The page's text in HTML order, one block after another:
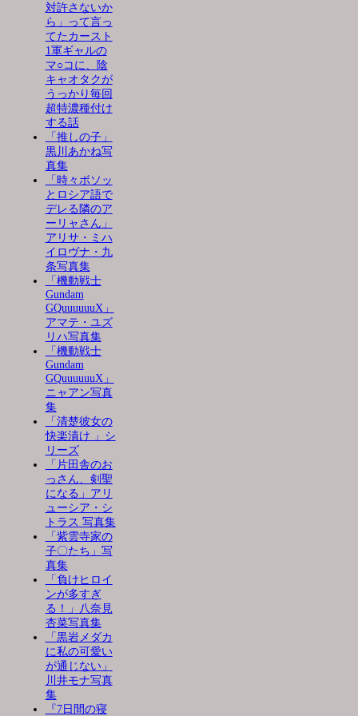
対許さないか
ら」って言っ
てたカースト
1軍ギャルの
マ○コに、陰
キャオタクが
うっかり毎回
超特濃種付け
する話
「推しの子」
黒川あかね写
真集
「時々ボソッ
とロシア語で
デレる隣のア
ーリャさん」
アリサ・ミハ
イロヴナ・九
条写真集
「機動戦士
Gundam
GQuuuuuuX」
アマテ・ユズ
リハ写真集
「機動戦士
Gundam
GQuuuuuuX」
ニャアン写真
集
「清楚彼女の
快楽漬け 」シ
リーズ
「片田舎のお
っさん、剣聖
になる」アリ
ューシア・シ
トラス 写真集
「紫雲寺家の
子〇たち」写
真集
「負けヒロイ
ンが多すぎ
る！」八奈見
杏菜写真集
「黒岩メダカ
に私の可愛い
が通じない」
川井モナ写真
集
『7日間の寝